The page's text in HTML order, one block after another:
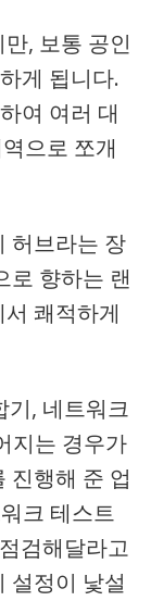
, 보통 공인
게 됩니다.
여 여러 대
으로 쪼개
허브라는 장
로 향하는 랜
쾌적하게
기, 네트워크
지는 경우가
진행해 준 업
크 테스트
검해달라고
설정이 낯설